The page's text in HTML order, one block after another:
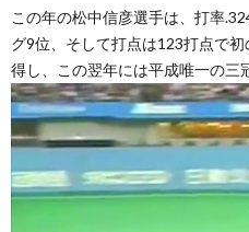
3.1.
2006
年のビ
ッグバ
ン打線
3.2.
に引退
した
この年の松中信彦選手は、打率
グ9位、そして打点は123打点で
得し、この翌年には平成唯一の三